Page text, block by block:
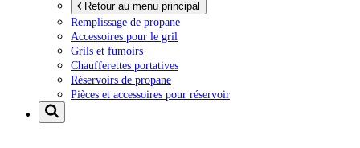
Retour au menu principal
Remplissage de propane
Accessoires pour le gril
Grils et fumoirs
Chaufferettes portatives
Réservoirs de propane
Pièces et accessoires pour réservoir